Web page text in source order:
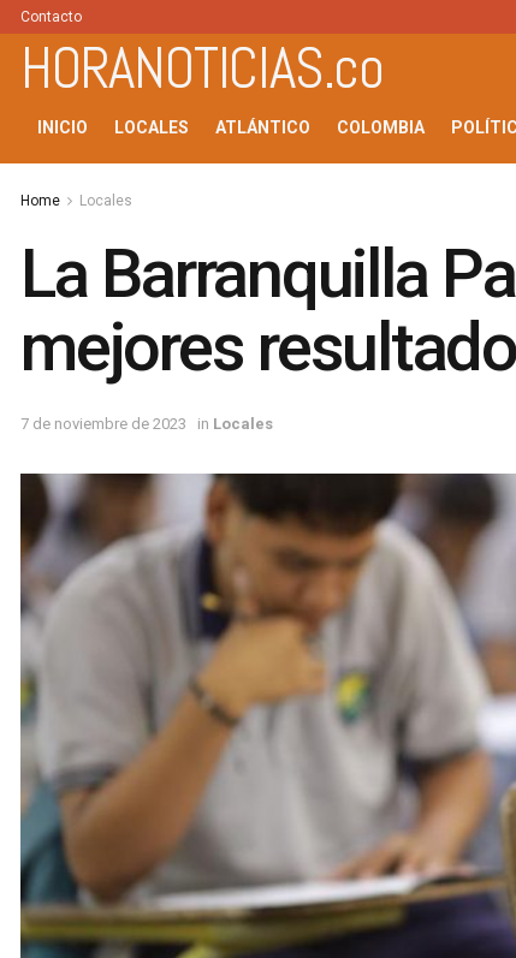
Contacto
HORANOTICIAS.co
INICIO LOCALES ATLÁNTICO COLOMBIA
Home Locales
La Barranquilla
mejores
7 de noviembre de 2023 in Locales